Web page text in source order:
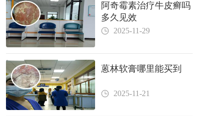
阿奇霉素治疗牛皮癣吗
多久见效
2025-11-29
蒽林软膏哪里能买到
2025-11-21